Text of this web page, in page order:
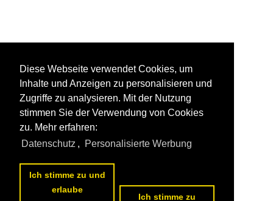
Diese Webseite verwendet Cookies, um
Inhalte und Anzeigen zu personalisieren und
Zugriffe zu analysieren. Mit der Nutzung
stimmen Sie der Verwendung von Cookies
zu. Mehr erfahren:
Datenschutz , Personalisierte Werbung
Ich stimme zu und
erlaube
Ich stimme zu